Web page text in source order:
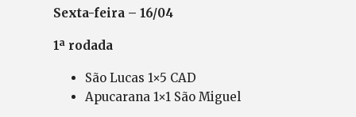
Sexta-feira – 16/04
1ª rodada
São Lucas 1×5 CAD
Apucarana 1×1 São Miguel